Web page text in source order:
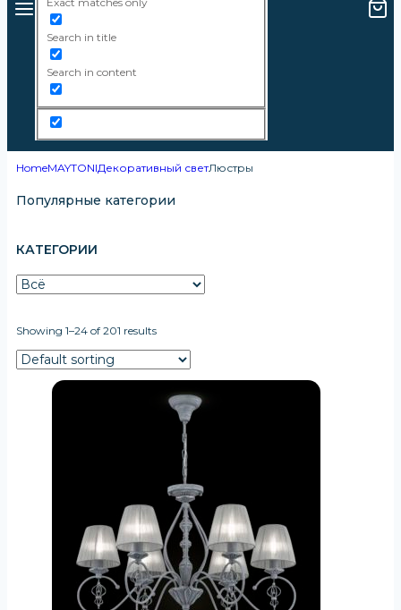
Search in title
Search in content
HomeMAYTONIДекоративный светЛюстры
Популярные категории
КАТЕГОРИИ
Showing 1–24 of 201 results